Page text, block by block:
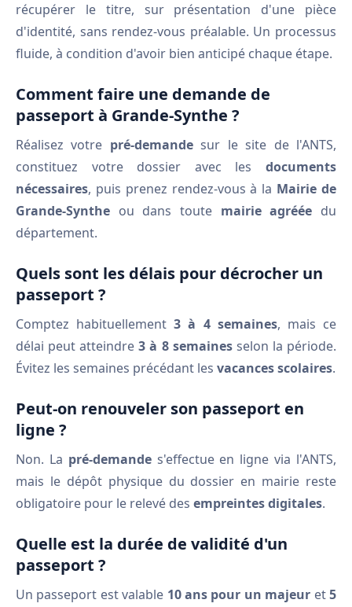
récupérer le titre, sur présentation d'une pièce
d'identité, sans rendez-vous préalable. Un processus
fluide, à condition d'avoir bien anticipé chaque étape.
Comment faire une demande de
passeport à Grande-Synthe ?
Réalisez votre pré-demandesur le site de l'ANTS,
constituez votre dossier avec les documents
nécessaires, puis prenez rendez-vous à la Mairie de
Grande-Synthe ou dans toute mairie agréée du
département.
Quels sont les délais pour décrocher un
passeport ?
Comptez habituellement3 à 4 semaines, mais ce
délai peut atteindre3 à 8 semainesselon la période.
Évitez les semaines précédant les vacances scolaires.
Peut-on renouveler son passeport en
ligne ?
Non. La pré-demandes'effectue en ligne via l'ANTS,
mais le dépôt physique du dossier en mairie reste
obligatoire pour le relevé des empreintes digitales.
Quelle est la durée de validité d'un
passeport ?
Un passeport est valable 10 ans pour un majeur et5